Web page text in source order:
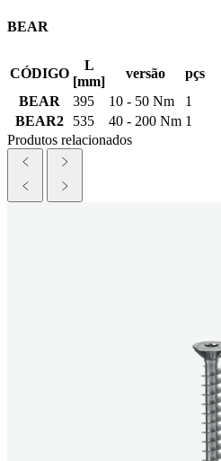
BEAR
CÓDIGO
L
[mm]
versão
pçs
BEAR
395 10 - 50 Nm
1
BEAR2
535 40 - 200 Nm 1
Produtos relacionados